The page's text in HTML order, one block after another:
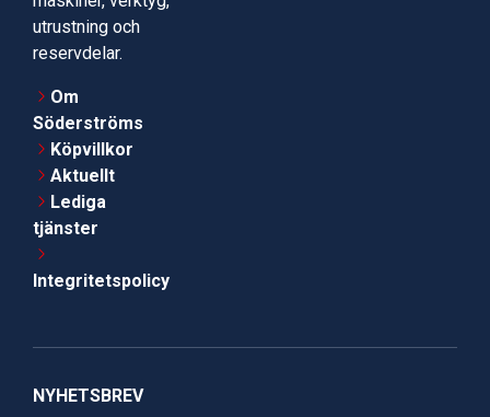
utrustning och
reservdelar.
Om
Söderströms
Köpvillkor
Aktuellt
Lediga
tjänster
Integritetspolicy
NYHETSBREV